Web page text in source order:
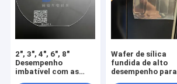
2", 3", 4", 6", 8"
Desempenho
imbatível com as
Wafer de sílica
fundida de alto
desempenho para